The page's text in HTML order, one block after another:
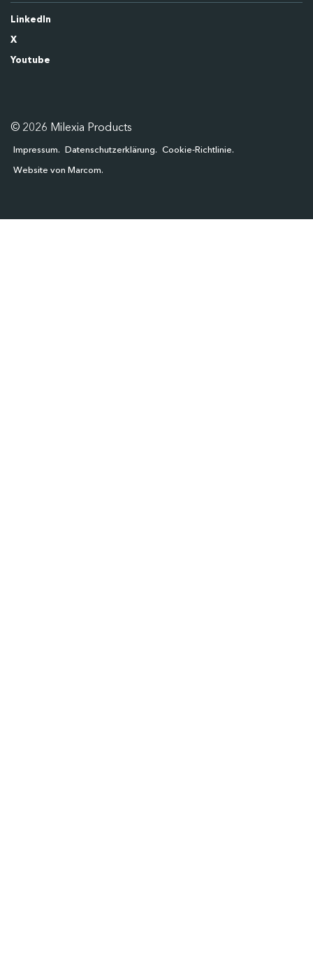
LinkedIn
X
Youtube
© 2026 Milexia Products
Impressum Datenschutzerklärung Cookie-Richtlinie
Website von Marcom